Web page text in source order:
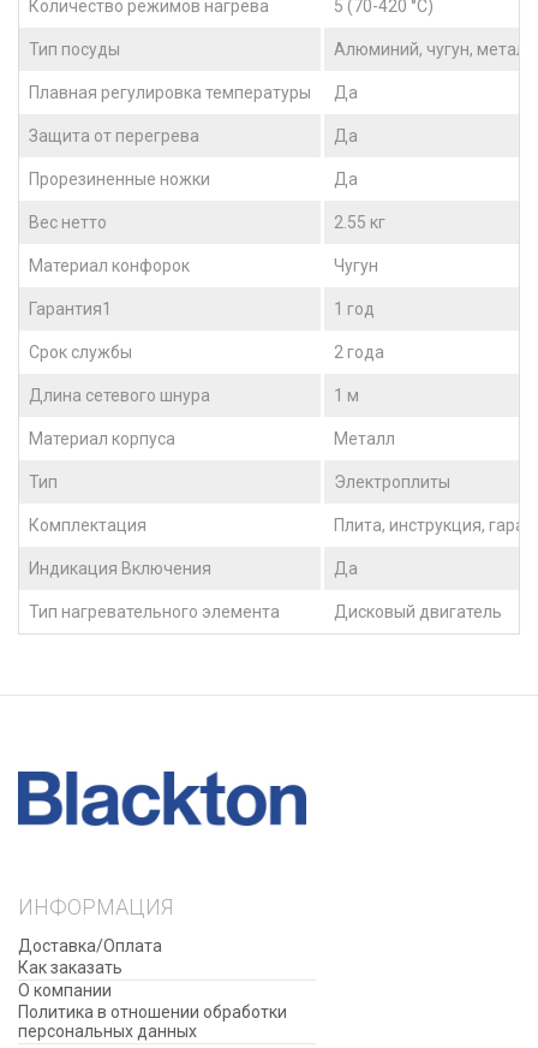
Количество режимов нагрева 5 (70-420 °C)
Тип посуды Алюминий, чугун,
Плавная регулировка температуры Да
Защита от перегрева Да
Прорезиненные ножки Да
Вес нетто 2.55 кг
Материал конфорок Чугун
Гарантия1 1 год
Срок службы 2 года
Длина сетевого шнура 1 м
Материал корпуса Металл
Тип Электроплиты
Комплектация Плита, инструкция,
Индикация Включения Да
Тип нагревательного элемента Дисковый двигатель
ИНФОРМАЦИЯ
Доставка/Оплата
Как заказать
О компании
Политика в отношении обработки
персональных данных